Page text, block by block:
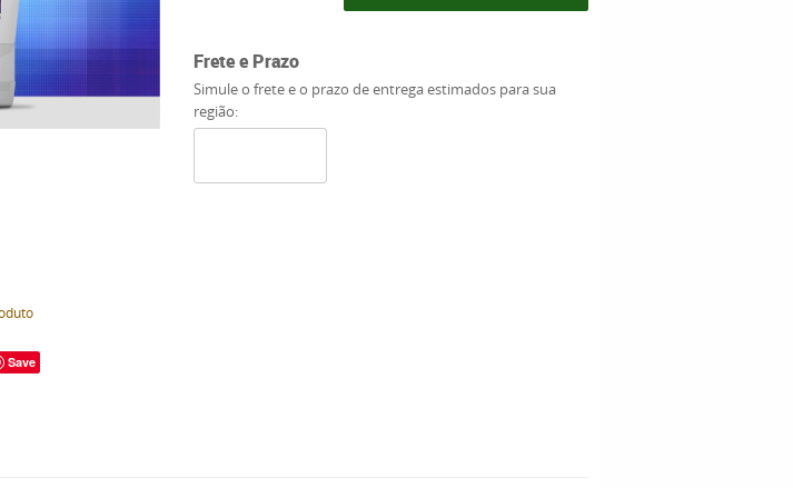
Save
Frete e Prazo
Simule o frete e o prazo de entrega estimados para sua
região: